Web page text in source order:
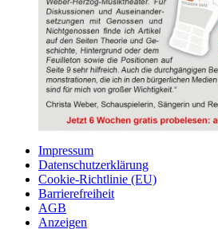
Impressum
Datenschutzerklärung
Cookie-Richtlinie (EU)
Barrierefreiheit
AGB
Anzeigen